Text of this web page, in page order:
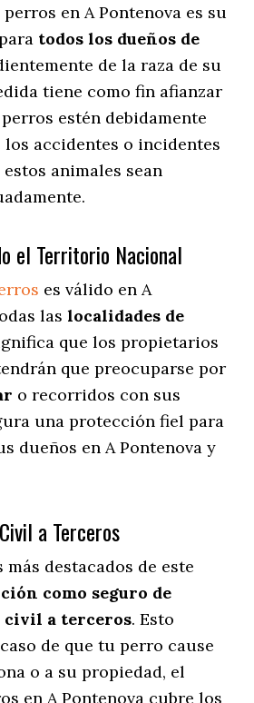
en A Pontenova es su
todos los dueños de
de la raza de su
tiene como fin afianzar
estén debidamente
accidentes o incidentes
animales sean
el Territorio Nacional
es válido en A
laslocalidades de
que los propietarios
que preocuparse por
o recorridos con sus
una protección fiel para
dueños en A Pontenova y
a Terceros
más destacados de este
como seguro de
civil a terceros. Esto
de que tu perro cause
o a su propiedad, el
en A Pontenova cubre los